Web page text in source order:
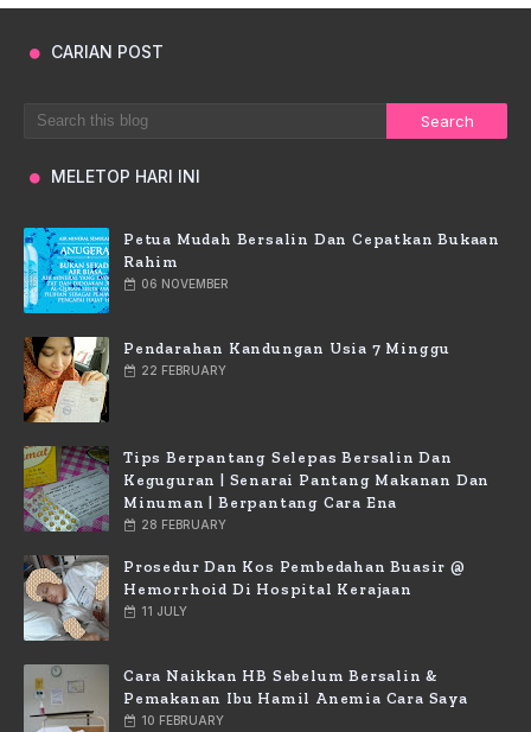
CARIAN POST
MELETOP HARI INI
Petua Mudah Bersalin Dan Cepatkan Bukaan
Rahim
06 NOVEMBER
Pendarahan Kandungan Usia 7 Minggu
22 FEBRUARY
Tips Berpantang Selepas Bersalin Dan
Keguguran | Senarai Pantang Makanan Dan
Minuman | Berpantang Cara Ena
28 FEBRUARY
Prosedur Dan Kos Pembedahan Buasir @
Hemorrhoid Di Hospital Kerajaan
11 JULY
Cara Naikkan HB Sebelum Bersalin &
Pemakanan Ibu Hamil Anemia Cara Saya
10 FEBRUARY